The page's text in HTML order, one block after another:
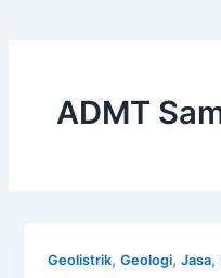
ADMT
Geolistrik,Geologi,Jasa,